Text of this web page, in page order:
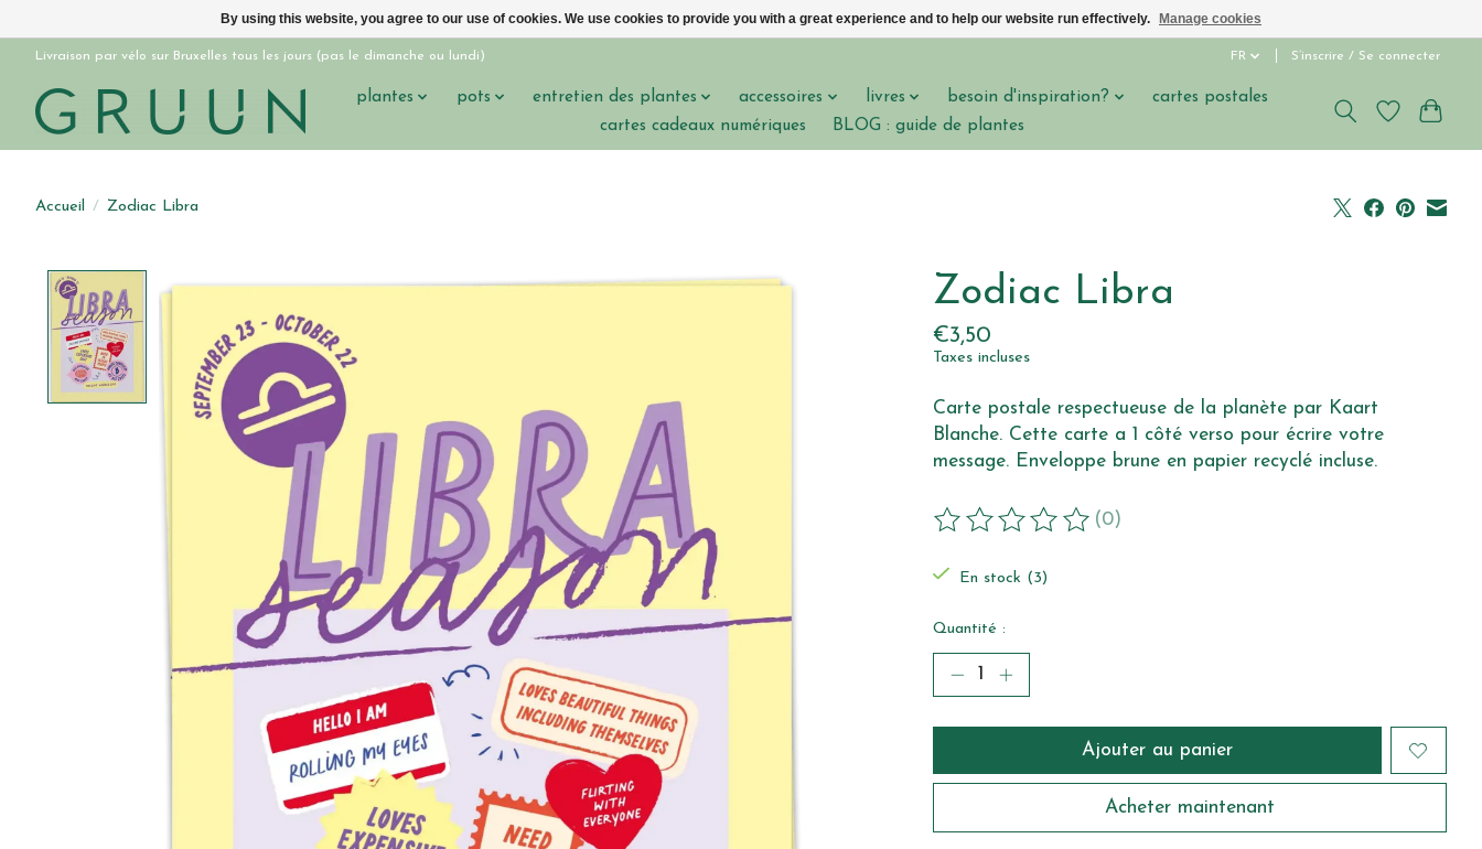
Livraison par vélo sur Bruxelles tous les jours (pas le dimanche ou lundi) FR S’inscrire / Se connecter
plantes pots entretien des plantes accessoires livres besoin d'inspiration?
cartes postales
cartes cadeaux numériques
BLOG : guide de plantes
Accueil / Zodiac Libra
Zodiac Libra
€3,50
Taxes incluses
Carte postale respectueuse de la planète par Kaart
Blanche. Cette carte a 1 côté verso pour écrire votre
message. Enveloppe brune en papier recyclé incluse.
Ce produit est évalué à
(0)
En stock (3)
Quantité :
Ajouter au panier
Acheter maintenant
By using this website, you agree to our use of cookies. We use cookies to provide you with a great experience and to help our website run effectively. Manage cookies